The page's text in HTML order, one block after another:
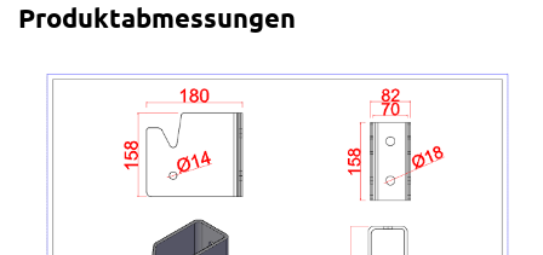
Produktabmessungen